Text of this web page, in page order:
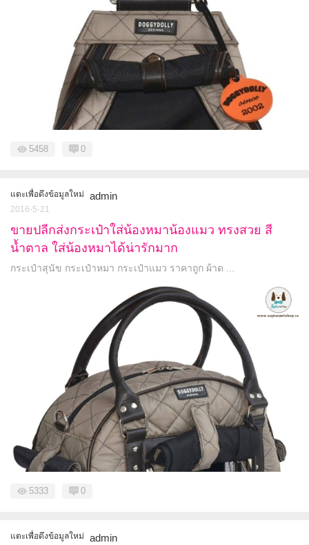
5458 0
แตะเพื่อดึงข้อมูลใหม่ admin
2016-5-21
ขายปลีกส่งกระเป๋าใส่น้องหมาน้องแมว ทรงสวย สี
น้ำตาล ใส่น้องหมาได้น่ารักมาก
กระเป๋าสุนัข กระเป๋าหมา กระเป๋าแมว ราคาถูก ผ้าด ...
5333 0
แตะเพื่อดึงข้อมูลใหม่ admin